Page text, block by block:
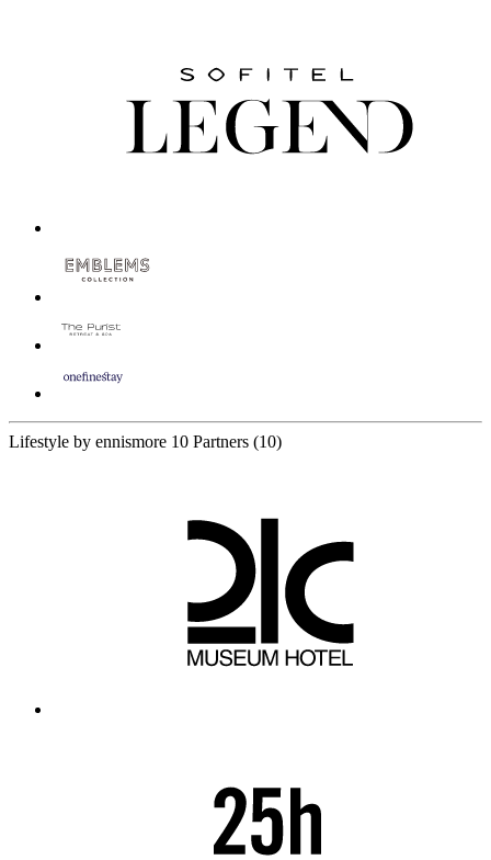
Lifestyle by ennismore 10 Partners (10)